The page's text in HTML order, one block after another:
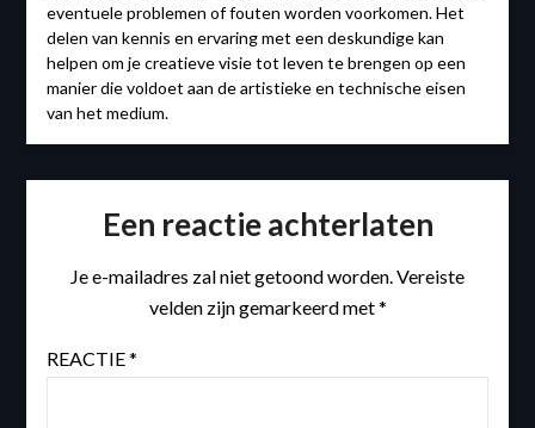
eventuele problemen of fouten worden voorkomen. Het
delen van kennis en ervaring met een deskundige kan
helpen om je creatieve visie tot leven te brengen op een
manier die voldoet aan de artistieke en technische eisen
van het medium.
Een reactie achterlaten
Je e-mailadres zal niet getoond worden.Vereiste
velden zijn gemarkeerd met*
REACTIE*